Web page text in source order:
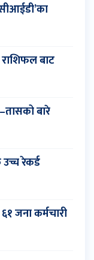
बाट
बारे
रेकर्ड
जना कर्मचारी